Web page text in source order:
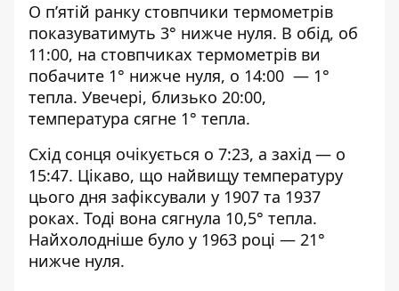
О п’ятій ранку стовпчики термометрів
показуватимуть 3° нижче нуля. В обід, об
11:00, на стовпчиках термометрів ви
побачите 1° нижче нуля, о 14:00 — 1°
тепла. Увечері, близько 20:00,
температура сягне 1° тепла.
Схід сонця очікується о 7:23, а захід — о
15:47. Цікаво, що найвищу температуру
цього дня зафіксували у 1907 та 1937
роках. Тоді вона сягнула 10,5° тепла.
Найхолодніше було у 1963 році — 21°
нижче нуля.